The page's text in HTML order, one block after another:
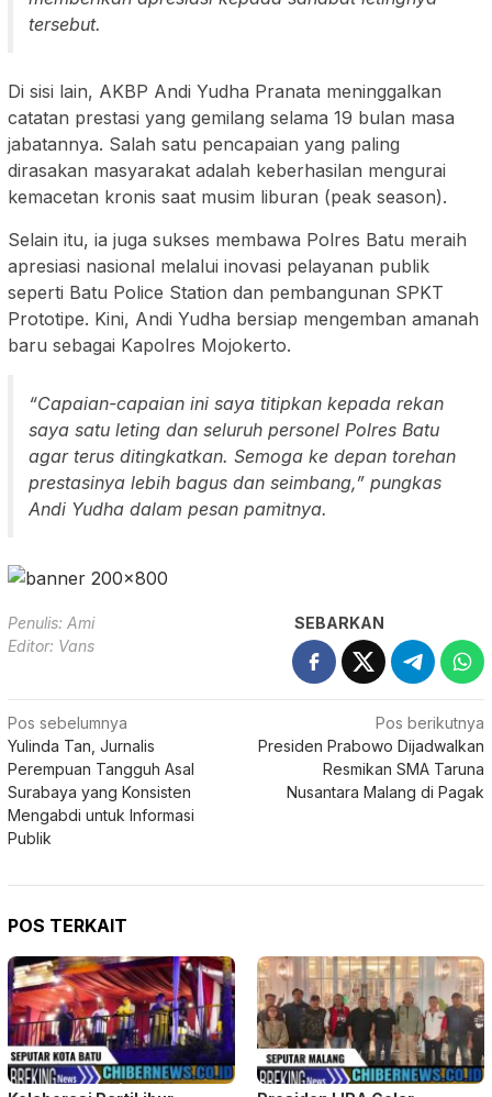
tersebut.
Di sisi lain, AKBP Andi Yudha Pranata meninggalkan
catatan prestasi yang gemilang selama 19 bulan masa
jabatannya. Salah satu pencapaian yang paling
dirasakan masyarakat adalah keberhasilan mengurai
kemacetan kronis saat musim liburan (peak season).
Selain itu, ia juga sukses membawa Polres Batu meraih
apresiasi nasional melalui inovasi pelayanan publik
seperti Batu Police Station dan pembangunan SPKT
Prototipe. Kini, Andi Yudha bersiap mengemban amanah
baru sebagai Kapolres Mojokerto.
“Capaian-capaian ini saya titipkan kepada rekan
saya satu leting dan seluruh personel Polres Batu
agar terus ditingkatkan. Semoga ke depan torehan
prestasinya lebih bagus dan seimbang,” pungkas
Andi Yudha dalam pesan pamitnya.
Penulis: Ami
Editor: Vans
SEBARKAN
Navigasi
pos
Pos sebelumnya
Yulinda Tan, Jurnalis
Perempuan Tangguh Asal
Surabaya yang Konsisten
Mengabdi untuk Informasi
Publik
Pos berikutnya
Presiden Prabowo Dijadwalkan
Resmikan SMA Taruna
Nusantara Malang di Pagak
POS TERKAIT